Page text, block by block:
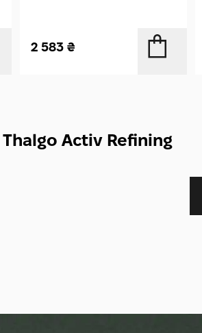
2 583₴
Activ Refining